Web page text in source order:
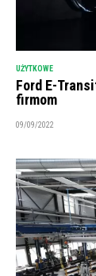
UŻYTKOWE
Ford E-
firmom
09/09/2022